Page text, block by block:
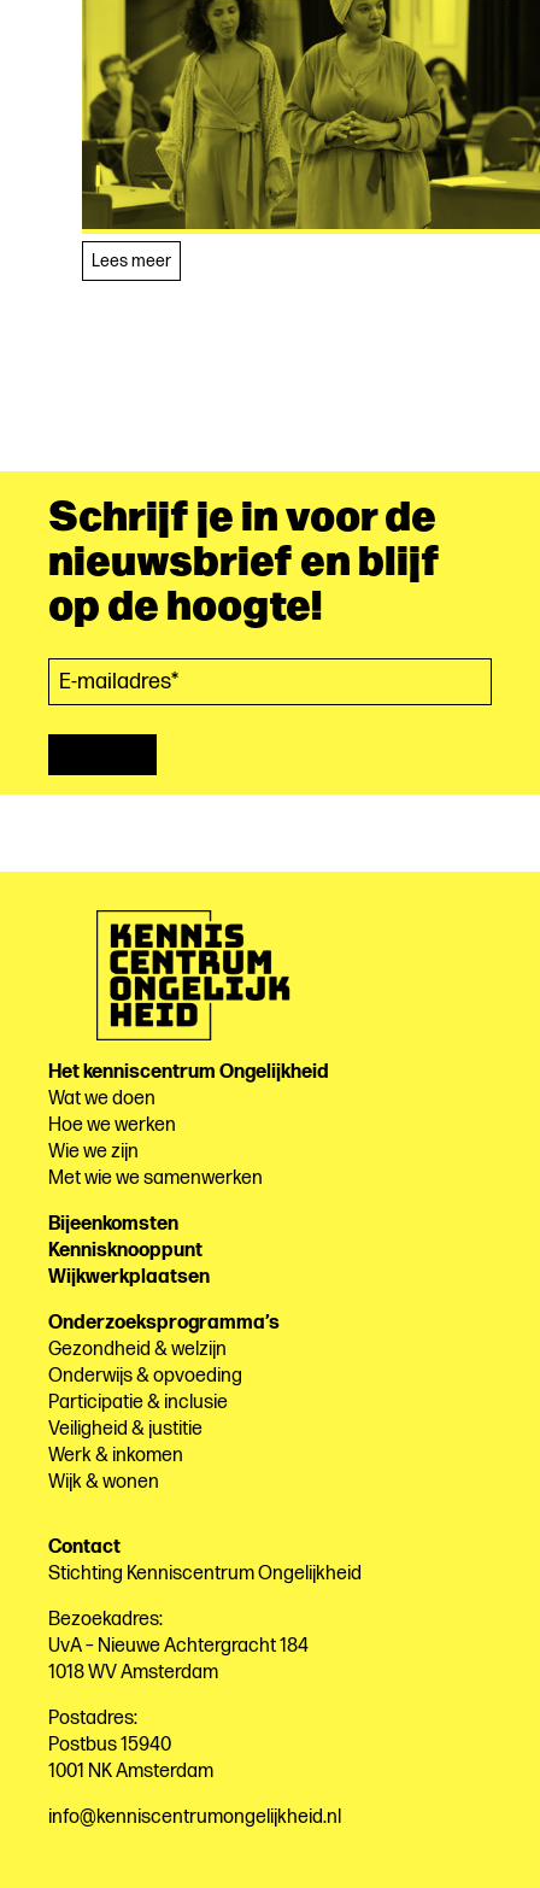
Lees meer
Schrijf je in voor de
nieuwsbrief en blijf
op de hoogte!
Het kenniscentrum Ongelijkheid
Wat we doen
Hoe we werken
Wie we zijn
Met wie we samenwerken
Bijeenkomsten
Kennisknooppunt
Wijkwerkplaatsen
Onderzoeksprogramma’s
Gezondheid & welzijn
Onderwijs & opvoeding
Participatie & inclusie
Veiligheid & justitie
Werk & inkomen
Wijk & wonen
Contact
Stichting Kenniscentrum Ongelijkheid
Bezoekadres:
UvA – Nieuwe Achtergracht 184
1018 WV Amsterdam
Postadres:
Postbus 15940
1001 NK Amsterdam
info@kenniscentrumongelijkheid.nl